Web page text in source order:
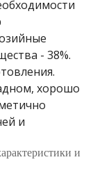
- 38%.
хорошо
и
и